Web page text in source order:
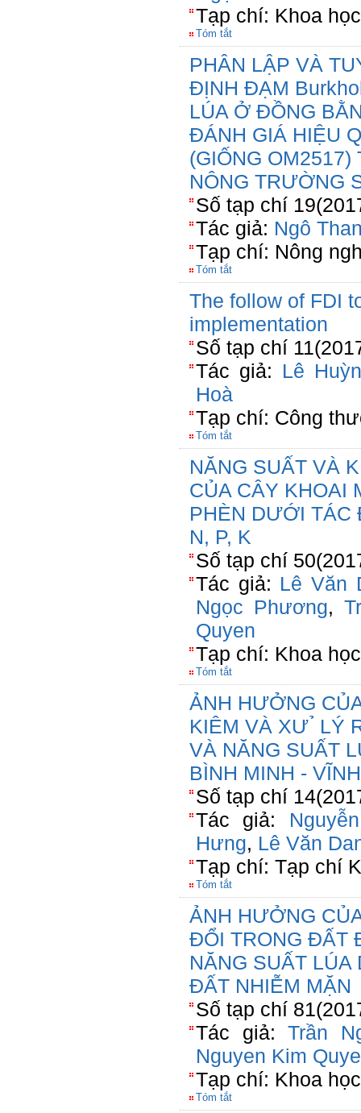
Tạp chí: Khoa
Tóm tắt
PHÂN LẬP VÀ
ĐỊNH ĐẠM
LÚA Ở ĐỒNG
ĐÁNH GIÁ HIỆU
(GIỐNG
NÔNG TRƯỜNG
Số tạp chí
Tác giả: Ngô
Tạp chí: Nông
Tóm tắt
The follow of FDI
implementation
Số tạp chí
Tác giả: Lê
Hoà
Tạp chí: Công
Tóm tắt
NĂNG SUẤT VÀ
CỦA CÂY KHOAI
PHÈN DƯỚI TÁC
N, P, K
Số tạp chí
Tác giả: Lê Văn
Ngọc Phương,
Quyen
Tạp chí: Khoa
Tóm tắt
ẢNH HƯỞNG
KIÊM VÀ XƯ ̉ LÝ
VÀ NĂNG SUẤT
BÌNH MINH -
Số tạp chí
Tác giả:
Hưng, Lê Văn
Tạp chí: Tạp chí
Tóm tắt
ẢNH HƯỞNG
ĐỔI TRONG ĐẤT
NĂNG SUẤT
ĐẤT NHIỄM MẶN
Số tạp chí
Tác giả:Trần
Nguyen Kim
Tạp chí: Khoa
Tóm tắt